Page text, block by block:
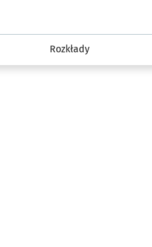
Rozkłady